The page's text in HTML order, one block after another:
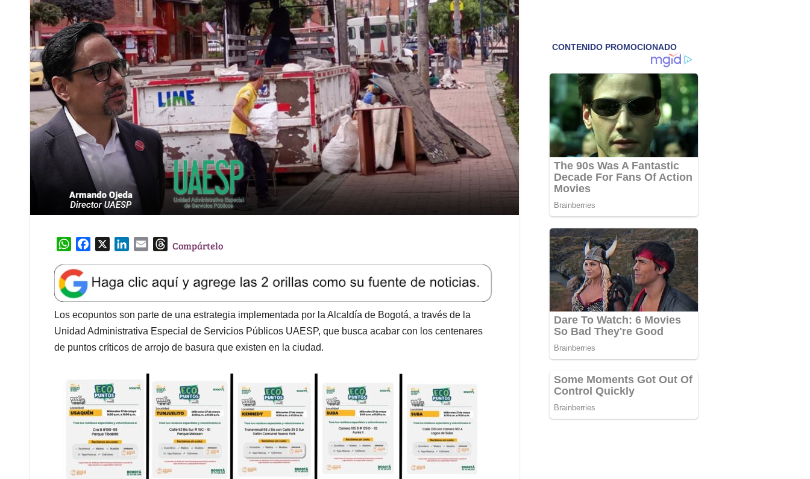
W
a
t
s
A
p
p
e
b
o
o
k
k
e
d
I
n
l
T
e
a
d
s
Compártelo
Los ecopuntos son parte de una estrategia implementada por la Alcaldía de Bogotá, a través de la
Unidad Administrativa Especial de Servicios Públicos UAESP, que busca acabar con los centenares
de puntos críticos de arrojo de basura que existen en la ciudad.